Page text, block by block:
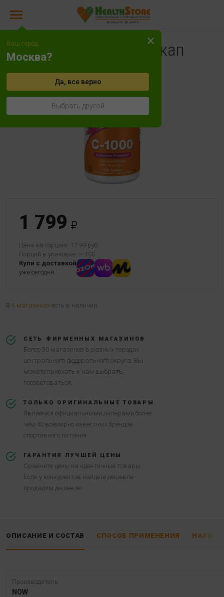
NOW C-1000 100 кап
1 799
Цена за порцию: 17.99 руб.
Порций в упаковке: ~ 100
Купи с доставкой
уже сегодня
В 6 магазинах есть в наличии.
СЕТЬ ФИРМЕННЫХ МАГАЗИНОВ
Более 30 магазинов в разных городах
центрального федерального округа. Вы
можете приехать к нам выбрать,
посоветоваться.
ТОЛЬКО ОРИГИНАЛЬНЫЕ ТОВАРЫ
Являемся официальными дилерами более
чем 40 всемирно известных брендов
спортивного питания.
ГАРАНТИЯ ЛУЧШЕЙ ЦЕНЫ
Сравните цены на идентичные товары.
Если у конкурентов найдете дешевле -
продадим дешевле.
ОПИСАНИЕ И СОСТАВ СПОСОБ ПРИМЕНЕНИЯ
Производитель:
NOW
Ваш город:
Москва?
Да, все верно
Выбрать другой